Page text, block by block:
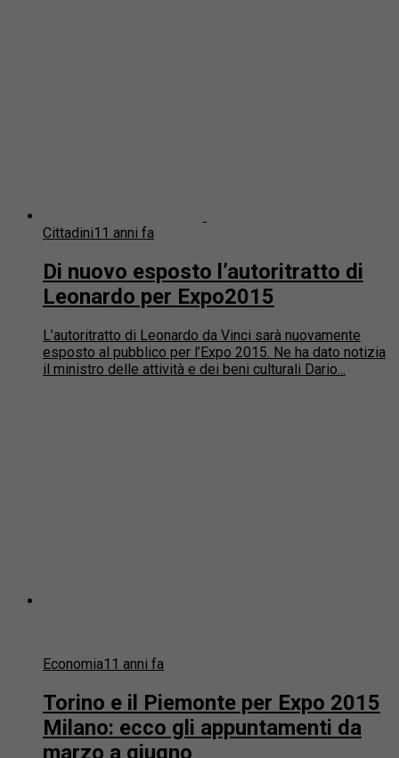
Cittadini11 anni fa
Di nuovo esposto l’autoritratto di
Leonardo per Expo2015
L’autoritratto di Leonardo da Vinci sarà nuovamente
esposto al pubblico per l’Expo 2015. Ne ha dato notizia
il ministro delle attività e dei beni culturali Dario...
Economia11 anni fa
Torino e il Piemonte per Expo 2015
Milano: ecco gli appuntamenti da
marzo a giugno